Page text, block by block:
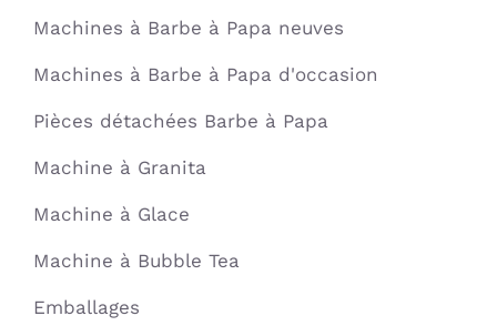
Machines à Barbe à Papa neuves
Machines à Barbe à Papa d'occasion
Pièces détachées Barbe à Papa
Machine à Granita
Machine à Glace
Machine à Bubble Tea
Emballages